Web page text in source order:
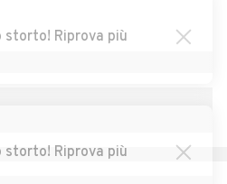
Auto usate Cislago
storto! Riprova più
storto! Riprova più